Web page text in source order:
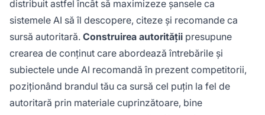
distribuit astfel încât să maximizeze șansele ca
sistemele AI să îl descopere, citeze și recomande ca
sursă autoritară. Construirea autorității presupune
crearea de conținut care abordează întrebările și
subiectele unde AI recomandă în prezent competitorii,
poziționând brandul tău ca sursă cel puțin la fel de
autoritară prin materiale cuprinzătoare, bine